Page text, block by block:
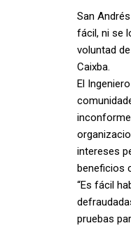
San
fácil, ni se
voluntad
Caixba.
El
intereses
beneficios
“Es fácil
pruebas